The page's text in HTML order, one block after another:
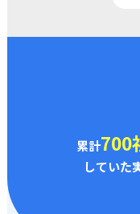
累計700
していた